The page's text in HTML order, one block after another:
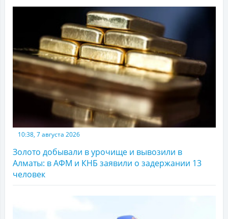
10:38, 7 августа 2026
Золото добывали в урочище и вывозили в
Алматы: в АФМ и КНБ заявили о задержании 13
человек